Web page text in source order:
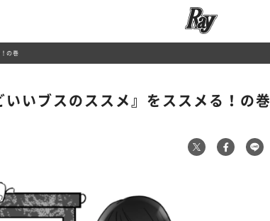
の巻
いいブスのススメ』をススメる！の巻